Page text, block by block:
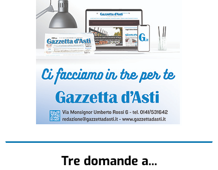
Tre domande a...